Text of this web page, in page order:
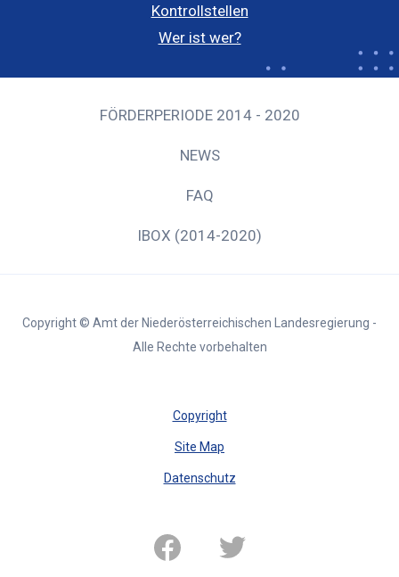
Kontrollstellen
Wer ist wer?
FÖRDERPERIODE 2014 - 2020
NEWS
FAQ
IBOX (2014-2020)
Copyright © Amt der Niederösterreichischen Landesregierung -
Alle Rechte vorbehalten
Copyright
Site Map
Datenschutz